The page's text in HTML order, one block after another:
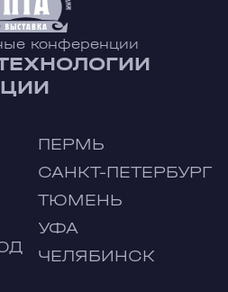
конференции
ПЕРМЬ
САНКТ-ПЕТЕРБУРГ
ТЮМЕНЬ
УФА
ЧЕЛЯБИНСК